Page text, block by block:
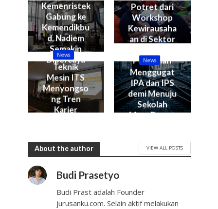
Kemenristek
Gabung ke
Kemendikbu
d, Nadiem
Semakin
Dipercaya
Potret dari
Workshop
Kewirausaha
an di Sektor
Perikanan
News
Teknik
Mesin ITS
Menyongso
ng Tren
Karier
News
Menggugat
IPA dan IPS
demi Menuju
Sekolah
Masa Depan
About the author VIEW ALL POSTS
Budi Prasetyo
Budi Prast adalah Founder
jurusanku.com. Selain aktif melakukan